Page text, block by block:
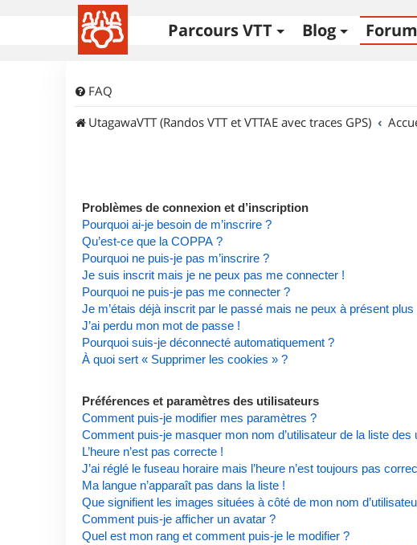
Parcours VTT Blog Forum
FAQ
UtagawaVTT (Randos VTT et VTTAE avec traces GPS)
Problèmes de connexion et d’inscription
Pourquoi ai-je besoin de m’inscrire ?
Qu’est-ce que la COPPA ?
Pourquoi ne puis-je pas m’inscrire ?
Je suis inscrit mais je ne peux pas me connecter !
Pourquoi ne puis-je pas me connecter ?
Je m’étais déjà inscrit par le passé mais ne peux à présent
J’ai perdu mon mot de passe !
Pourquoi suis-je déconnecté automatiquement ?
À quoi sert « Supprimer les cookies » ?
Préférences et paramètres des utilisateurs
Comment puis-je modifier mes paramètres ?
Comment puis-je masquer mon nom d’utilisateur de la liste des
L’heure n’est pas correcte !
J’ai réglé le fuseau horaire mais l’heure n’est toujours pas
Ma langue n’apparaît pas dans la liste !
Que signifient les images situées à côté de mon nom
Comment puis-je afficher un avatar ?
Quel est mon rang et comment puis-je le modifier ?